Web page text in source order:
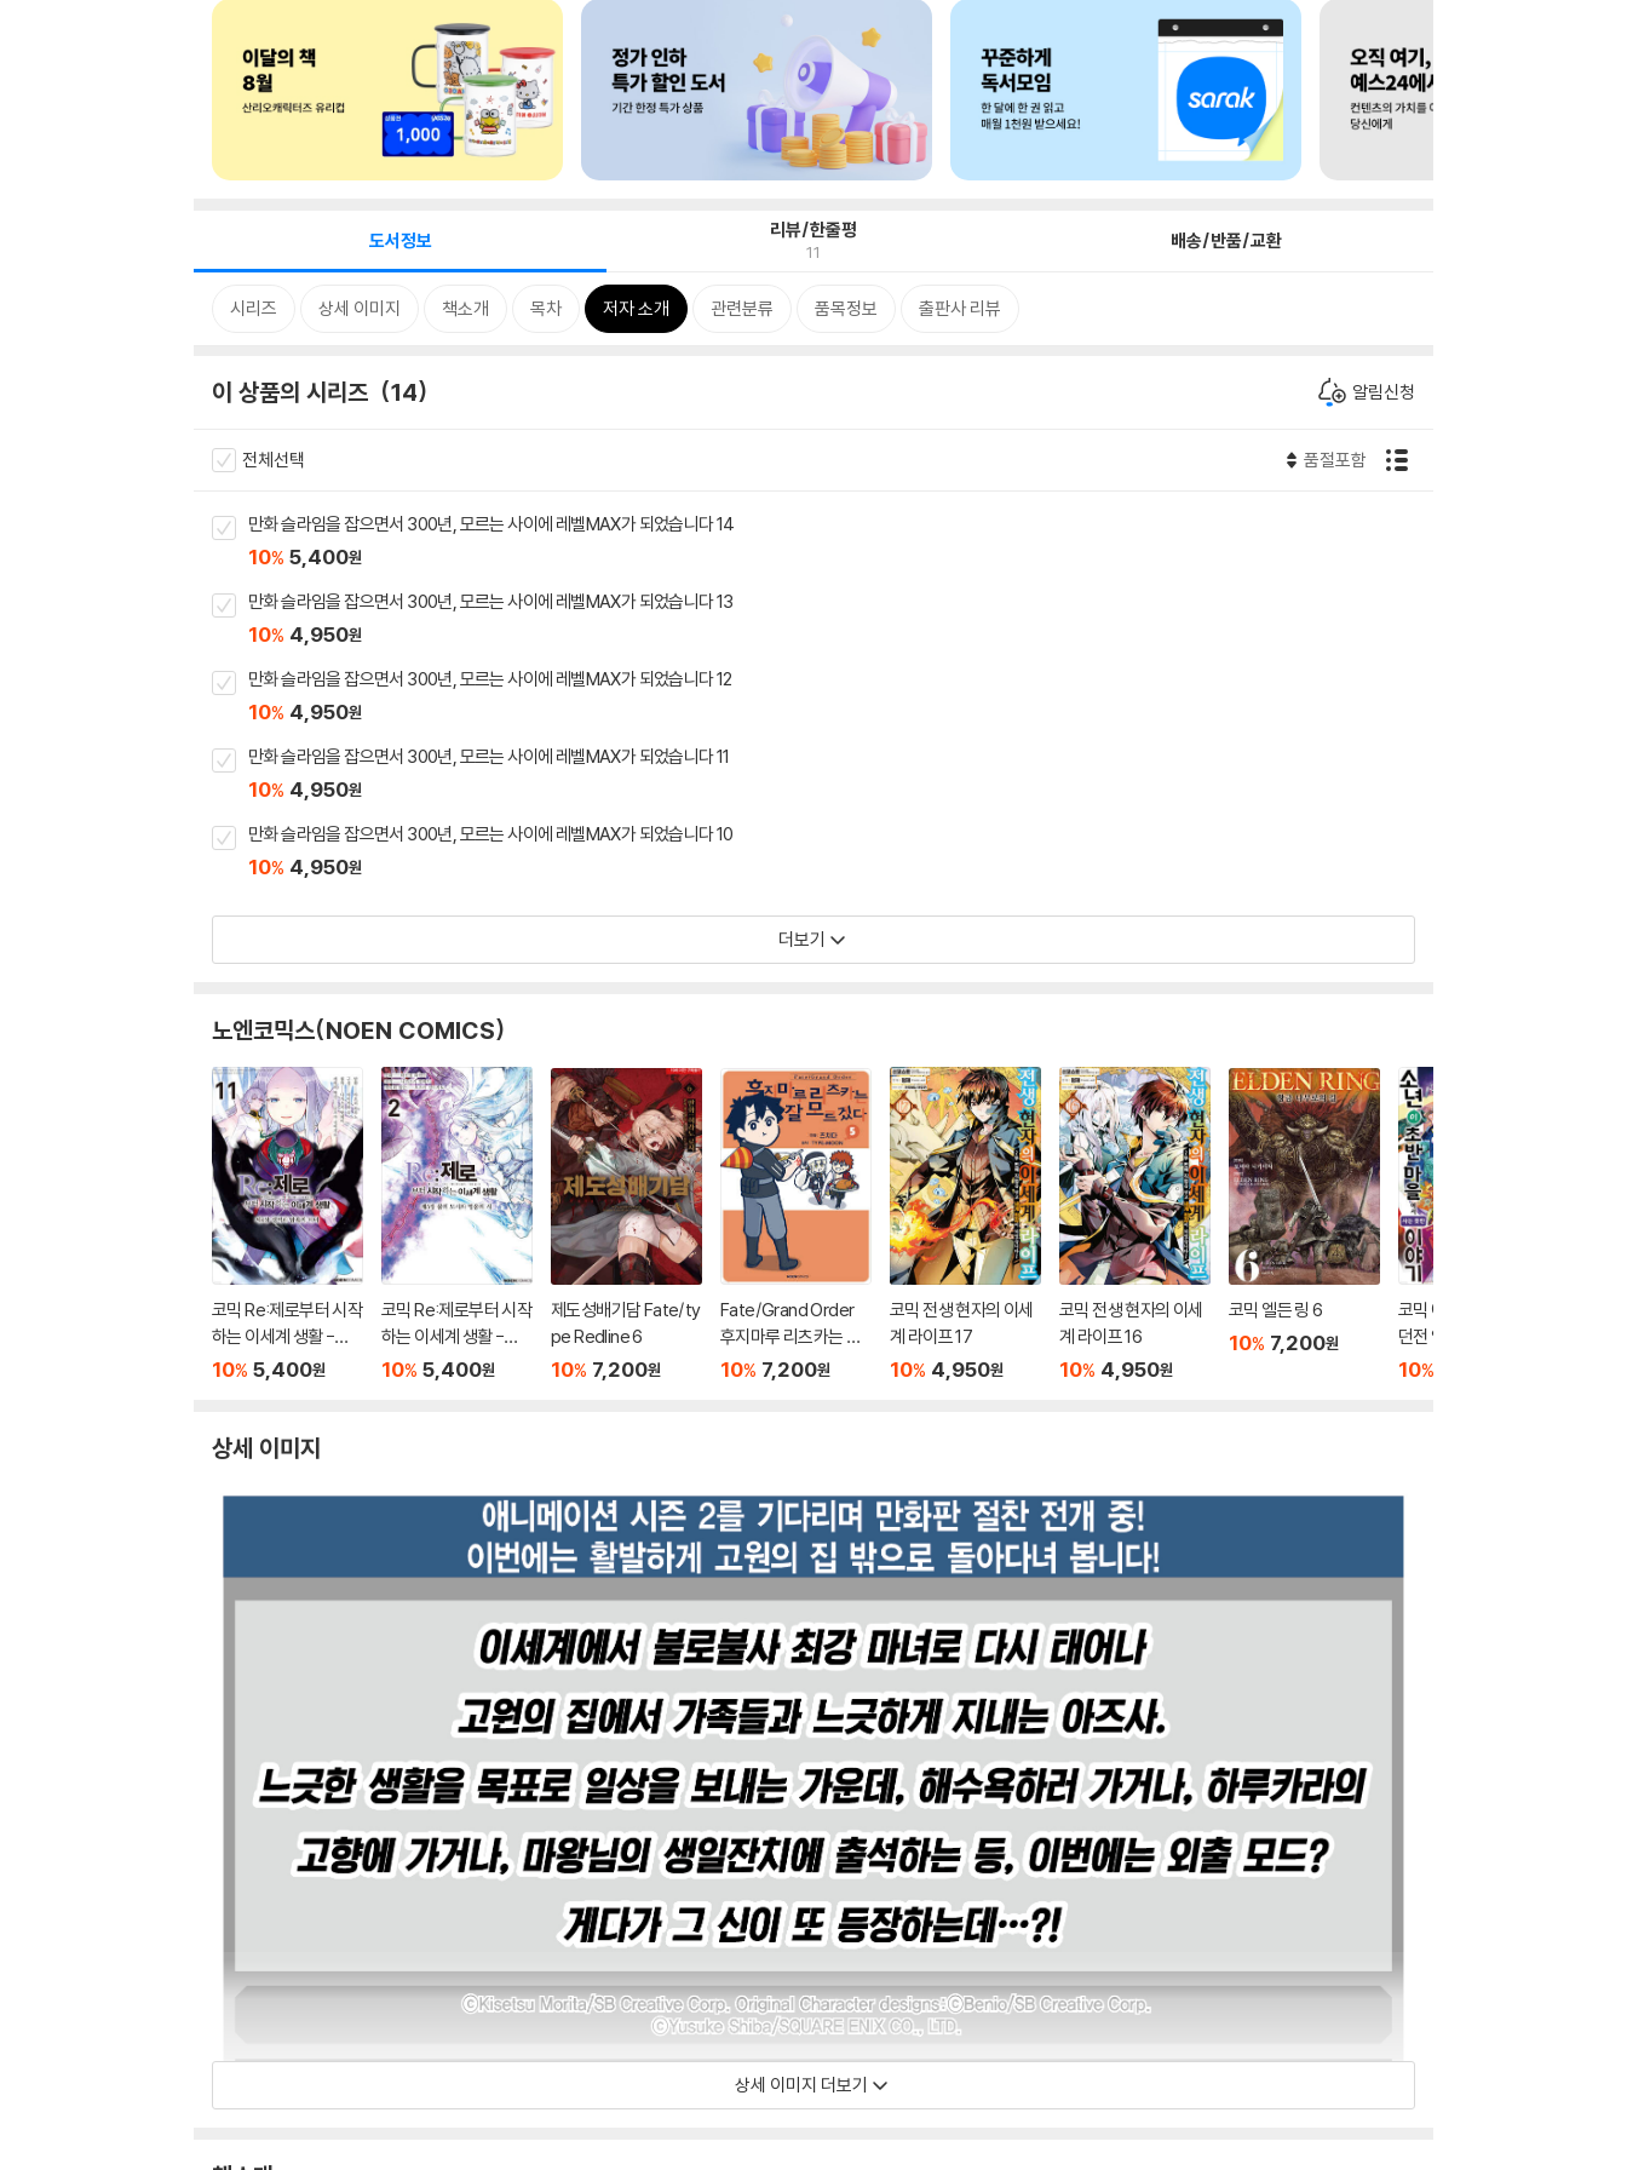
도서정보 리뷰/한줄평
11 배송/반품/교환
시리즈 상세 이미지 책소개 목차 저자 소개 관련분류 품목정보 출판사 리뷰
이 상품의 시리즈 14 알림신청
전체선택 품절포함
만화 슬라임을 잡으면서 300년, 모르는 사이에 레벨MAX가 되었습니다 14
10% 5,400원
만화 슬라임을 잡으면서 300년, 모르는 사이에 레벨MAX가 되었습니다 13
10% 4,950원
만화 슬라임을 잡으면서 300년, 모르는 사이에 레벨MAX가 되었습니다 12
10% 4,950원
만화 슬라임을 잡으면서 300년, 모르는 사이에 레벨MAX가 되었습니다 11
10% 4,950원
만화 슬라임을 잡으면서 300년, 모르는 사이에 레벨MAX가 되었습니다 10
10% 4,950원
더보기
노엔코믹스(NOEN COMICS)
코믹 Re:제로부터 시작
하는 이세계 생활 -제4
장- 11
10% 5,400원
코믹 Re:제로부터 시작
하는 이세계 생활 -제5
장- 2
10% 5,400원
제도성배기담 Fate/ty
pe Redline 6
10% 7,200원
Fate/Grand Order
후지마루 리츠카는 잘
모르겠다 5
10% 7,200원
코믹 전생 현자의 이세
계 라이프 17
10% 4,950원
코믹 전생 현자의 이세
계 라이프 16
10% 4,950원
코믹 엘든 링 6
10% 7,200원
코믹 예를 들어 라스트
던전 앞 마을의 소년이
초반 마을에서 사는 듯
10%
상세 이미지
상세 이미지 더보기